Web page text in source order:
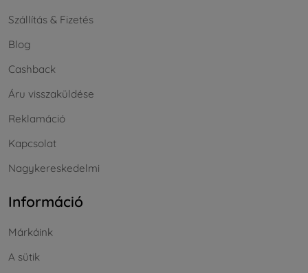
Szállítás & Fizetés
Blog
Cashback
Áru visszaküldése
Reklamáció
Kapcsolat
Nagykereskedelmi
Információ
Márkáink
A sütik